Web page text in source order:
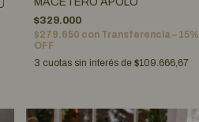
$329.000
$279.650 con Transferencia – 15%
OFF
3 cuotas sin interés de $109.666,67